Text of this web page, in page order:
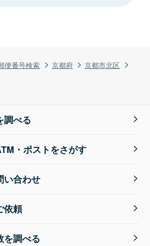
便番号検索 京都府
京都市北区
調べる
・ポストをさがす
い合わせ
依頼
を調べる